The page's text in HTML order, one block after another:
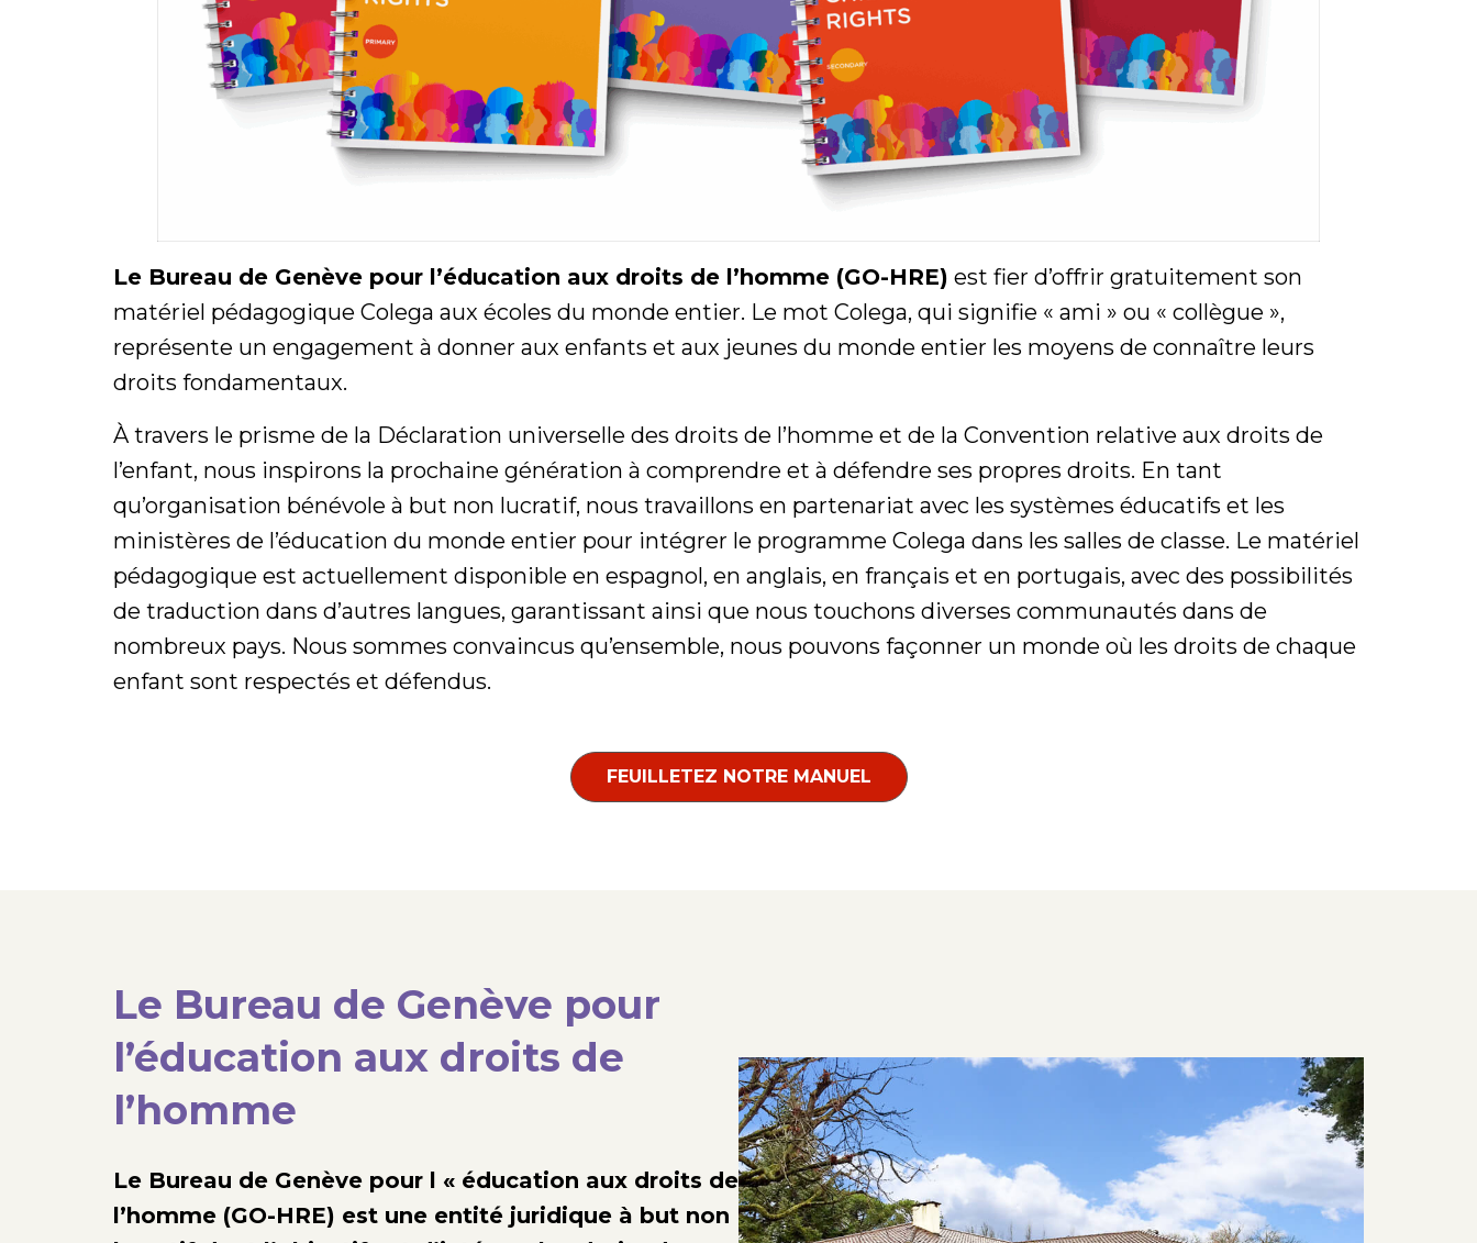
Le Bureau de Genève pour l’éducation aux droits de l’homme (GO-HRE) est fier d’offrir gratuitement son
matériel pédagogique Colega aux écoles du monde entier. Le mot Colega, qui signifie « ami » ou « collègue »,
représente un engagement à donner aux enfants et aux jeunes du monde entier les moyens de connaître leurs
droits fondamentaux.
À travers le prisme de la Déclaration universelle des droits de l’homme et de la Convention relative aux droits de
l’enfant, nous inspirons la prochaine génération à comprendre et à défendre ses propres droits. En tant
qu’organisation bénévole à but non lucratif, nous travaillons en partenariat avec les systèmes éducatifs et les
ministères de l’éducation du monde entier pour intégrer le programme Colega dans les salles de classe. Le matériel
pédagogique est actuellement disponible en espagnol, en anglais, en français et en portugais, avec des possibilités
de traduction dans d’autres langues, garantissant ainsi que nous touchons diverses communautés dans de
nombreux pays. Nous sommes convaincus qu’ensemble, nous pouvons façonner un monde où les droits de chaque
enfant sont respectés et défendus.
FEUILLETEZ NOTRE MANUEL
Le Bureau de Genève pour
l’éducation aux droits de
l’homme
Le Bureau de Genève pour l « éducation aux droits de
l’homme (GO-HRE) est une entité juridique à but non